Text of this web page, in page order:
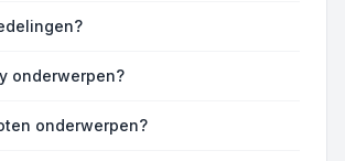
onderwerpen?
onderwerpen?